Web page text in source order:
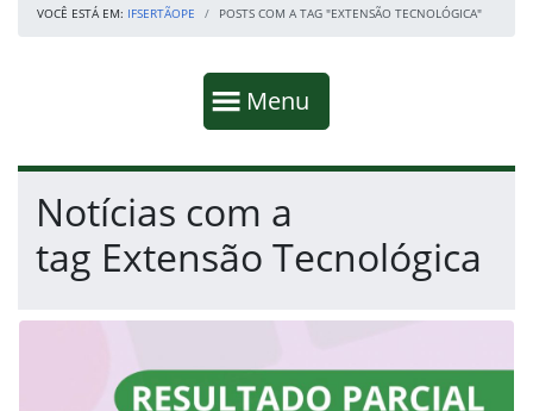
VOCÊ ESTÁ EM: IFSERTÃOPE POSTS COM A TAG "EXTENSÃO TECNOLÓGICA"
Mostrar
Menu
Fim da navegação
Início do conteúdo
Notícias com a
tag Extensão Tecnológica